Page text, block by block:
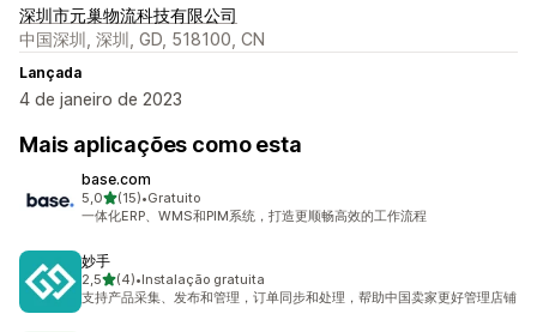
深圳市元巢物流科技有限公司
中国深圳, 深圳, GD, 518100, CN
Lançada
4 de janeiro de 2023
Mais aplicações como esta
base.com
5,0de 5 estrelas
(15)
15 total de avaliações
•Gratuito
一体化ERP、WMS和PIM系统，打造更顺畅高效的工作流程
妙手
2,5de 5 estrelas
(4)
4 total de avaliações
•Instalação gratuita
支持产品采集、发布和管理，订单同步和处理，帮助中国卖家更好管理店铺